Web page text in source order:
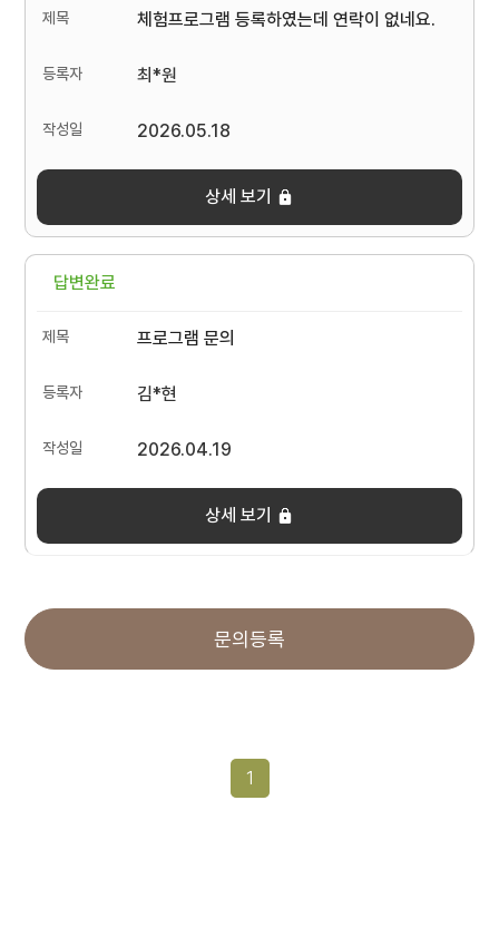
체험프로그램 등록하였는데 연락이 없네요.
최*원
2026.05.18
상세 보기
답변완료
프로그램 문의
김*현
2026.04.19
상세 보기
문의등록
1